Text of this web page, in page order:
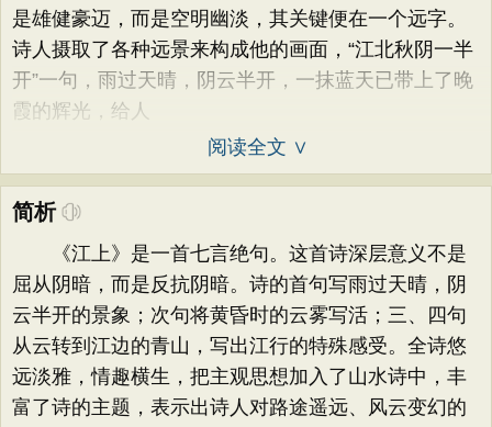
是雄健豪迈，而是空明幽淡，其关键便在一个远字。
诗人摄取了各种远景来构成他的画面，“江北秋阴一半
开”一句，雨过天晴，阴云半开，一抹蓝天已带上了晚
霞的辉光，给人
阅读全文 ∨
简析
《江上》是一首七言绝句。这首诗深层意义不是
屈从阴暗，而是反抗阴暗。诗的首句写雨过天晴，阴
云半开的景象；次句将黄昏时的云雾写活；三、四句
从云转到江边的青山，写出江行的特殊感受。全诗悠
远淡雅，情趣横生，把主观思想加入了山水诗中，丰
富了诗的主题，表示出诗人对路途遥远、风云变幻的